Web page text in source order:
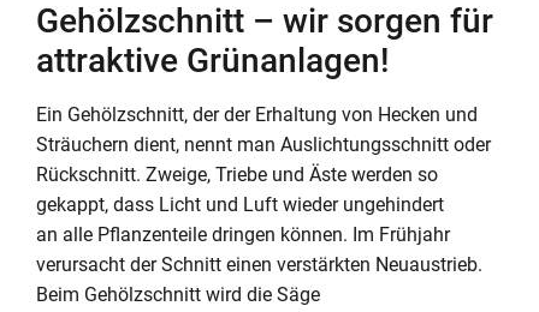
Gehölzschnitt – wir sorgen für
attraktive Grünanlagen!
Ein Gehölzschnitt, der der Erhaltung von Hecken und
Sträuchern dient, nennt man Auslichtungsschnitt oder
Rückschnitt. Zweige, Triebe und Äste werden so
gekappt, dass Licht und Luft wieder ungehindert
an alle Pflanzenteile dringen können. Im Frühjahr
verursacht der Schnitt einen verstärkten Neuaustrieb.
Beim Gehölzschnitt wird die Säge